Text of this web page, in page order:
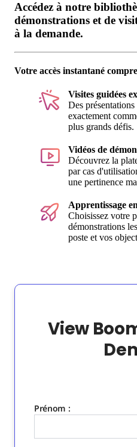
Accédez à notre
démonstrations et de
à la demande.
Votre accès instantané
Visites guidées
Des
exactement
plus grands défis.
Vidéos de
Découvrez la
par cas
une pertinence
Apprentissage
Choisissez votre
démonstrations
poste et vos
View
Prénom :